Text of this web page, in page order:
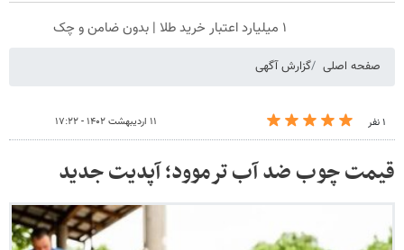
۱ میلیارد اعتبار خرید طلا | بدون ضامن و چک
صفحه اصلی گزارش آگهی
۱ نفر ۱۱ اردیبهشت ۱۴۰۲ - ۱۷:۲۲
قیمت چوب ضد آب ترموود؛ آپدیت جدید